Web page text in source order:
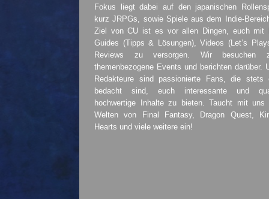
Fokus liegt dabei auf den japanischen
kurz JRPGs, sowie Spiele aus dem Indie-
Ziel von CU ist es vor allen Dingen, euch mit
Guides (Tipps & Lösungen), Videos (Let’s
Reviews zu versorgen. Wir besuchen
themenbezogene Events und berichten darüber.
Redakteure sind passionierte Fans, die stets
bedacht sind, euch interessante und
hochwertige Inhalte zu bieten. Taucht mit
Welten von Final Fantasy, Dragon Quest,
Hearts und viele weitere ein!